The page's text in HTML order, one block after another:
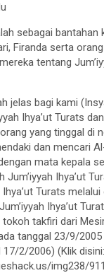
sebagai bantahan
Firanda serta
tentang
jelas bagi kami
Ihya’ut Turats
yang tinggal di
dan mencari
mata kepala
Jum’iyyah Ihya’ut
Turats melalui
Ihya’ut
takfiri dari
tanggal 23/9/
2/2006) (Klik disini:
img238/